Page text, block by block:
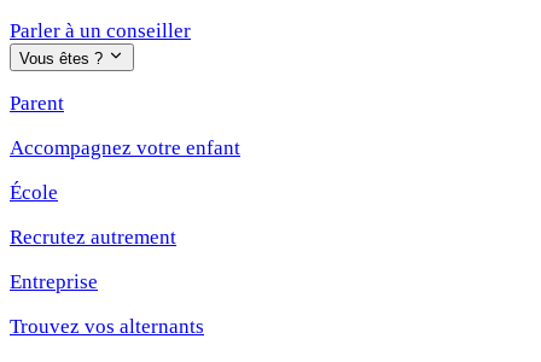
Parler à un conseiller
Vous êtes ?
Parent
Accompagnez votre enfant
École
Recrutez autrement
Entreprise
Trouvez vos alternants